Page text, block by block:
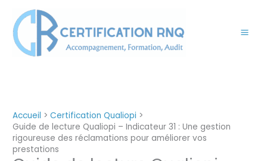
contenu
Accueil
Certification Qualiopi
Guide de lecture Qualiopi – Indicateur 31 : Une gestion
rigoureuse des réclamations pour améliorer vos
prestations